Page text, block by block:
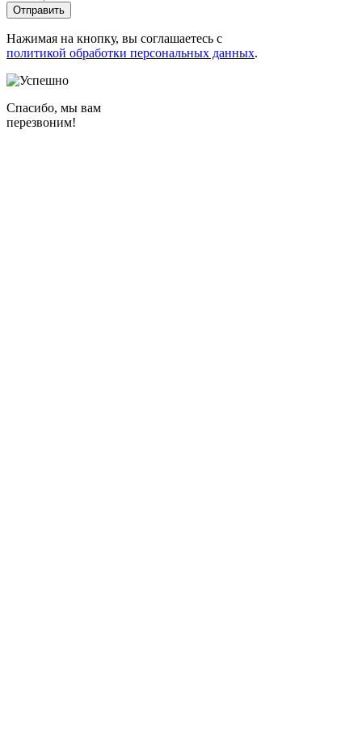
Нажимая на кнопку, вы соглашаетесь с
политикой обработки персональных данных.
Спасибо, мы вам
перезвоним!